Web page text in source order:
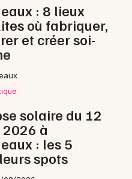
: 8 lieux
où fabriquer,
et créer soi-
solaire du 12
à
: les 5
spots